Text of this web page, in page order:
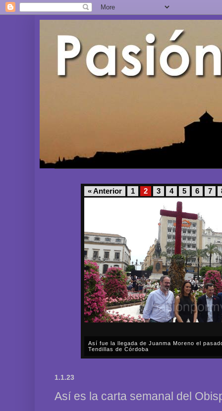
« Anterior 1 2 3 4 5 6 7
Así fue la llegada de Juanma Moreno el
Tendillas de Córdoba
1.1.23
Así es la carta semanal del